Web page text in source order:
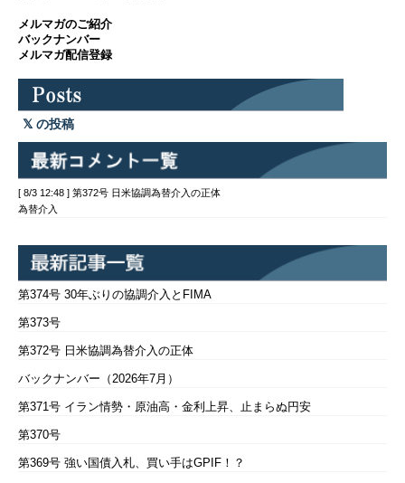
メルマガのご紹介
バックナンバー
メルマガ配信登録
の投稿
[ 8/3 12:48 ] 第372号 日米協調為替介入の正体
為替介入
第374号 30年ぶりの協調介入とFIMA
第373号
第372号 日米協調為替介入の正体
バックナンバー（2026年7月）
第371号 イラン情勢・原油高・金利上昇、止まらぬ円安
第370号
第369号 強い国債入札、買い手はGPIF！？